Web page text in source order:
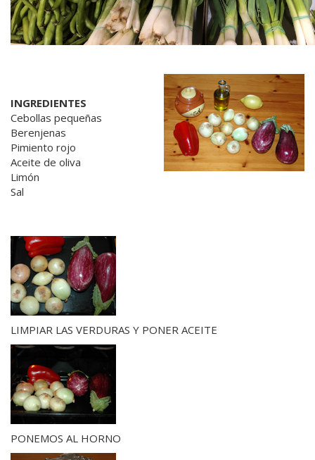
INGREDIENTES
Cebollas pequeñas
Berenjenas
Pimiento rojo
Aceite de oliva
Limón
Sal
LIMPIAR LAS VERDURAS Y PONER ACEITE
PONEMOS AL HORNO